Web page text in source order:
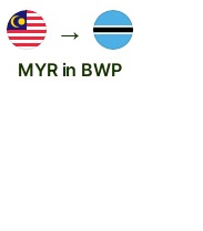
→
MYR in BWP